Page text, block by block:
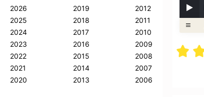
2022
2021
2020
2019
2018
2017
2016
2013
2012
2011
2010
2009
2008
2005
2004
2003
2002
2001
2000
2026
2025
2024
2023
2022
2021
2020
2019
2018
2017
2016
2015
2014
2013
2012
2011
2010
2009
2008
2007
2006